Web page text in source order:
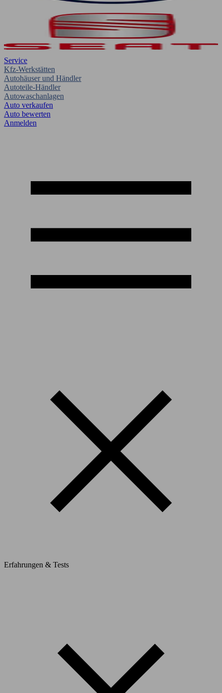
Service
Kfz-Werkstätten
Autohäuser und Händler
Autoteile-Händler
Autowaschanlagen
Auto verkaufen
Auto bewerten
Anmelden
Erfahrungen & Tests